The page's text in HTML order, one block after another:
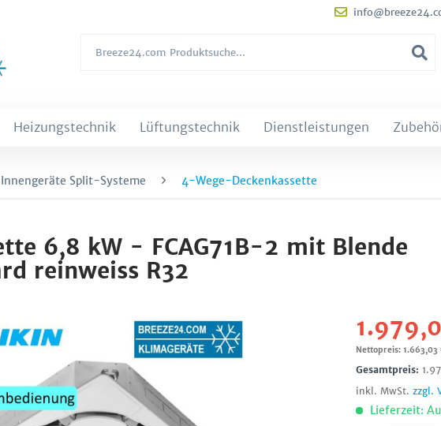
Heizungstechnik Lüftungstechnik Dienstleistungen
Innengeräte Split-Systeme 4-Wege-Deckenkassette
6,8 kW - FCAG71B-2 mit Blende
reinweiss R32
Nettopreis: 1.663,03
Gesamtpreis:
inkl. MwSt.zzgl.
Lieferzeit: